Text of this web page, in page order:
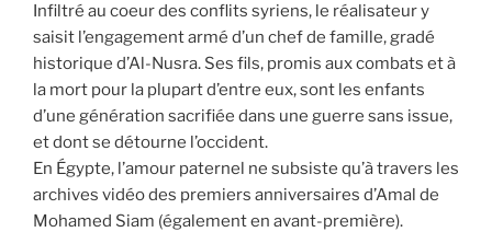
Infiltré au coeur des conflits syriens, le réalisateur y
saisit l’engagement armé d’un chef de famille, gradé
historique d’Al-Nusra. Ses fils, promis aux combats et à
la mort pour la plupart d’entre eux, sont les enfants
d’une génération sacrifiée dans une guerre sans issue,
et dont se détourne l’occident.
En Égypte, l’amour paternel ne subsiste qu’à travers les
archives vidéo des premiers anniversaires d’Amal de
Mohamed Siam (également en avant-première).